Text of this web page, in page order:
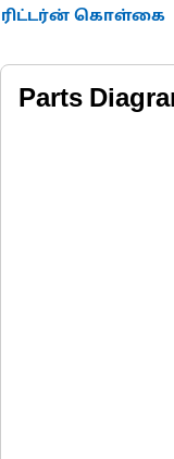
ரிட்டர்ன் கொள்கை
Parts